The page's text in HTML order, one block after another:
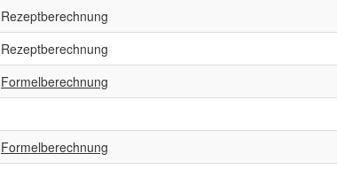
Rezeptberechnung
Rezeptberechnung
Formelberechnung
Formelberechnung